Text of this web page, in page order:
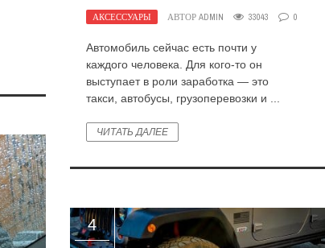
АКСЕССУАРЫ АВТОР ADMIN 33043 0
Автомобиль сейчас есть почти у
каждого человека. Для кого-то он
выступает в роли заработка — это
такси, автобусы, грузоперевозки и ...
ЧИТАТЬ ДАЛЕЕ
4